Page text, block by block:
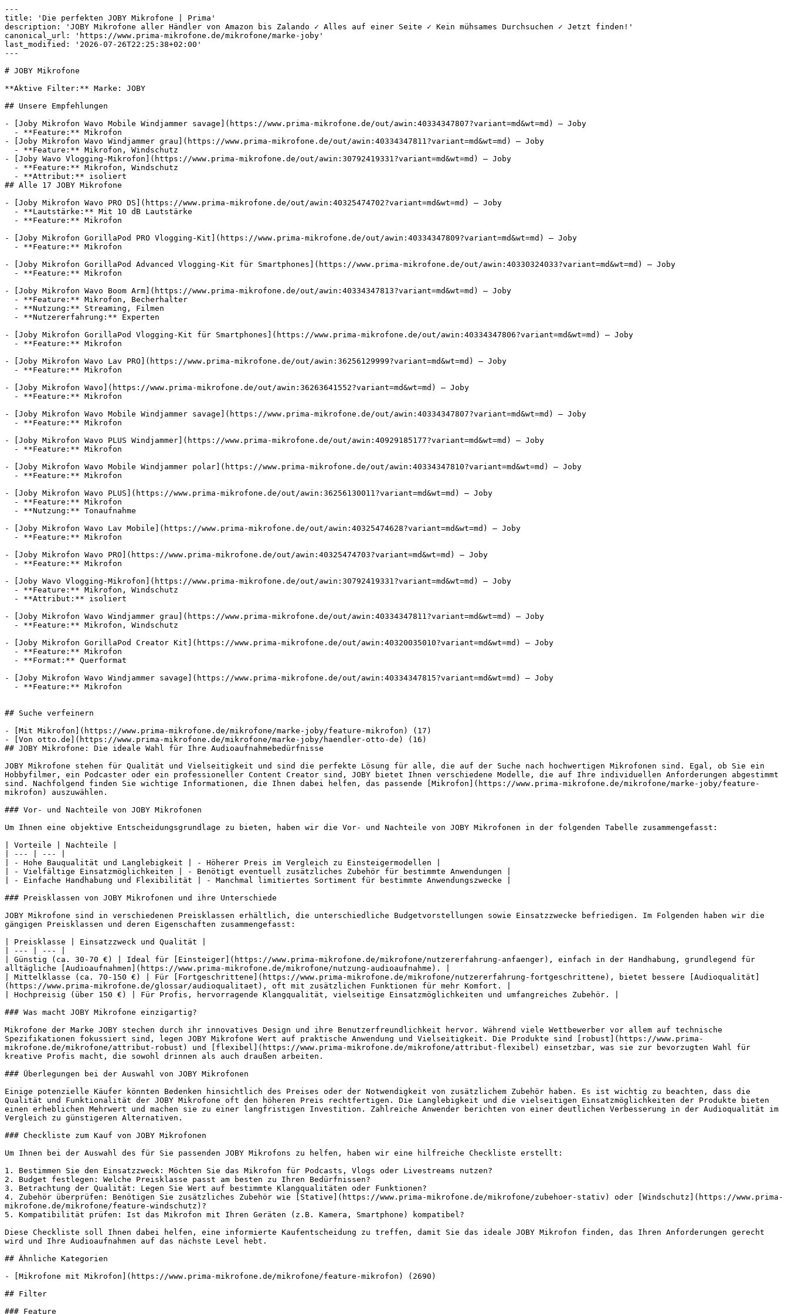
---
title: 'Die perfekten JOBY Mikrofone | Prima'
description: 'JOBY Mikrofone aller Händler von Amazon bis Zalando ✓ Alles auf einer Seite ✓ Kein mühsames Durchsuchen ✓ Jetzt finden!'
canonical_url: 'https://www.prima-mikrofone.de/mikrofone/marke-joby'
last_modified: '2026-07-26T22:25:38+02:00'
---
# JOBY Mikrofone
**Aktive Filter:** Marke: JOBY
## Unsere Empfehlungen
- [Joby Mikrofon Wavo Mobile Windjammer savage](https://www.prima-mikrofone.de/out/awin:40334347807?variant=md&wt=md) — Joby
- [Joby Mikrofon Wavo Windjammer grau](https://www.prima-mikrofone.de/out/awin:40334347811?variant=md&wt=md) — Joby
- [Joby Wavo Vlogging-Mikrofon](https://www.prima-mikrofone.de/out/awin:30792419331?variant=md&wt=md) — Joby
## Alle 17 JOBY Mikrofone
- [Joby Mikrofon Wavo PRO DS](https://www.prima-mikrofone.de/out/awin:40325474702?variant=md&wt=md) — Joby
- [Joby Mikrofon GorillaPod PRO Vlogging-Kit](https://www.prima-mikrofone.de/out/awin:40334347809?variant=md&wt=md) — Joby
- [Joby Mikrofon GorillaPod Advanced Vlogging-Kit für Smartphones](https://www.prima-mikrofone.de/out/awin:40330324033?variant=md&wt=md) — Joby
- [Joby Mikrofon Wavo Boom Arm](https://www.prima-mikrofone.de/out/awin:40334347813?variant=md&wt=md) — Joby
- [Joby Mikrofon GorillaPod Vlogging-Kit für Smartphones](https://www.prima-mikrofone.de/out/awin:40334347806?variant=md&wt=md) — Joby
- [Joby Mikrofon Wavo Lav PRO](https://www.prima-mikrofone.de/out/awin:36256129999?variant=md&wt=md) — Joby
- [Joby Mikrofon Wavo](https://www.prima-mikrofone.de/out/awin:36263641552?variant=md&wt=md) — Joby
- [Joby Mikrofon Wavo Mobile Windjammer savage](https://www.prima-mikrofone.de/out/awin:40334347807?variant=md&wt=md) — Joby
- [Joby Mikrofon Wavo PLUS Windjammer](https://www.prima-mikrofone.de/out/awin:40929185177?variant=md&wt=md) — Joby
- [Joby Mikrofon Wavo Mobile Windjammer polar](https://www.prima-mikrofone.de/out/awin:40334347810?variant=md&wt=md) — Joby
- [Joby Mikrofon Wavo PLUS](https://www.prima-mikrofone.de/out/awin:36256130011?variant=md&wt=md) — Joby
- [Joby Mikrofon Wavo Lav Mobile](https://www.prima-mikrofone.de/out/awin:40325474628?variant=md&wt=md) — Joby
- [Joby Mikrofon Wavo PRO](https://www.prima-mikrofone.de/out/awin:40325474703?variant=md&wt=md) — Joby
- [Joby Wavo Vlogging-Mikrofon](https://www.prima-mikrofone.de/out/awin:30792419331?variant=md&wt=md) — Joby
- [Joby Mikrofon Wavo Windjammer grau](https://www.prima-mikrofone.de/out/awin:40334347811?variant=md&wt=md) — Joby
- [Joby Mikrofon GorillaPod Creator Kit](https://www.prima-mikrofone.de/out/awin:40320035010?variant=md&wt=md) — Joby
- [Joby Mikrofon Wavo Windjammer savage](https://www.prima-mikrofone.de/out/awin:40334347815?variant=md&wt=md) — Joby
## Suche verfeinern
- [Mit Mikrofon](https://www.prima-mikrofone.de/mikrofone/marke-joby/feature-mikrofon) (17)
- [Von otto.de](https://www.prima-mikrofone.de/mikrofone/marke-joby/haendler-otto-de) (16)
## JOBY Mikrofone: Die ideale Wahl für Ihre Audioaufnahmebedürfnisse
JOBY Mikrofone stehen für Qualität und Vielseitigkeit und sind die perfekte Lösung für alle, die auf der Suche nach hochwertigen Mikrofonen sind. Egal, ob Sie ein
Hobbyfilmer, ein Podcaster oder ein professioneller Content Creator sind, JOBY bietet Ihnen verschiedene Modelle, die auf Ihre individuellen Anforderungen abgestimmt
sind. Nachfolgend finden Sie wichtige Informationen, die Ihnen dabei helfen, das passende [Mikrofon](https://www.prima-mikrofone.de/mikrofone/marke-joby/feature-
mikrofon) auszuwählen.
### Vor- und Nachteile von JOBY Mikrofonen
Um Ihnen eine objektive Entscheidungsgrundlage zu bieten, haben wir die Vor- und Nachteile von JOBY Mikrofonen in der folgenden Tabelle zusammengefasst:
| Vorteile | Nachteile |
| --- | --- |
| - Hohe Bauqualität und Langlebigkeit | - Höherer Preis im Vergleich zu Einsteigermodellen |
| - Vielfältige Einsatzmöglichkeiten | - Benötigt eventuell zusätzliches Zubehör für bestimmte Anwendungen |
| - Einfache Handhabung und Flexibilität | - Manchmal limitiertes Sortiment für bestimmte Anwendungszwecke |
### Preisklassen von JOBY Mikrofonen und ihre Unterschiede
JOBY Mikrofone sind in verschiedenen Preisklassen erhältlich, die unterschiedliche Budgetvorstellungen sowie Einsatzzwecke befriedigen. Im Folgenden haben wir die
gängigen Preisklassen und deren Eigenschaften zusammengefasst:
| Preisklasse | Einsatzzweck und Qualität |
| --- | --- |
| Günstig (ca. 30-70 €) | Ideal für [Einsteiger](https://www.prima-mikrofone.de/mikrofone/nutzererfahrung-anfaenger), einfach in der Handhabung, grundlegend für
alltägliche [Audioaufnahmen](https://www.prima-mikrofone.de/mikrofone/nutzung-audioaufnahme). |
| Mittelklasse (ca. 70-150 €) | Für [Fortgeschrittene](https://www.prima-mikrofone.de/mikrofone/nutzererfahrung-fortgeschrittene), bietet bessere [Audioqualität]
(https://www.prima-mikrofone.de/glossar/audioqualitaet), oft mit zusätzlichen Funktionen für mehr Komfort. |
| Hochpreisig (über 150 €) | Für Profis, hervorragende Klangqualität, vielseitige Einsatzmöglichkeiten und umfangreiches Zubehör. |
### Was macht JOBY Mikrofone einzigartig?
Mikrofone der Marke JOBY stechen durch ihr innovatives Design und ihre Benutzerfreundlichkeit hervor. Während viele Wettbewerber vor allem auf technische
Spezifikationen fokussiert sind, legen JOBY Mikrofone Wert auf praktische Anwendung und Vielseitigkeit. Die Produkte sind [robust](https://www.prima-
mikrofone.de/mikrofone/attribut-robust) und [flexibel](https://www.prima-mikrofone.de/mikrofone/attribut-flexibel) einsetzbar, was sie zur bevorzugten Wahl für
kreative Profis macht, die sowohl drinnen als auch draußen arbeiten.
### Überlegungen bei der Auswahl von JOBY Mikrofonen
Einige potenzielle Käufer könnten Bedenken hinsichtlich des Preises oder der Notwendigkeit von zusätzlichem Zubehör haben. Es ist wichtig zu beachten, dass die
Qualität und Funktionalität der JOBY Mikrofone oft den höheren Preis rechtfertigen. Die Langlebigkeit und die vielseitigen Einsatzmöglichkeiten der Produkte bieten
einen erheblichen Mehrwert und machen sie zu einer langfristigen Investition. Zahlreiche Anwender berichten von einer deutlichen Verbesserung in der Audioqualität im
Vergleich zu günstigeren Alternativen.
### Checkliste zum Kauf von JOBY Mikrofonen
Um Ihnen bei der Auswahl des für Sie passenden JOBY Mikrofons zu helfen, haben wir eine hilfreiche Checkliste erstellt:
1. Bestimmen Sie den Einsatzzweck: Möchten Sie das Mikrofon für Podcasts, Vlogs oder Livestreams nutzen?
2. Budget festlegen: Welche Preisklasse passt am besten zu Ihren Bedürfnissen?
3. Betrachtung der Qualität: Legen Sie Wert auf bestimmte Klangqualitäten oder Funktionen?
4. Zubehör überprüfen: Benötigen Sie zusätzliches Zubehör wie [Stative](https://www.prima-mikrofone.de/mikrofone/zubehoer-stativ) oder [Windschutz](https://www.prima-
mikrofone.de/mikrofone/feature-windschutz)?
5. Kompatibilität prüfen: Ist das Mikrofon mit Ihren Geräten (z.B. Kamera, Smartphone) kompatibel?
Diese Checkliste soll Ihnen dabei helfen, eine informierte Kaufentscheidung zu treffen, damit Sie das ideale JOBY Mikrofon finden, das Ihren Anforderungen gerecht
wird und Ihre Audioaufnahmen auf das nächste Level hebt.
## Ähnliche Kategorien
- [Mikrofone mit Mikrofon](https://www.prima-mikrofone.de/mikrofone/feature-mikrofon) (2690)
## Filter
### Feature